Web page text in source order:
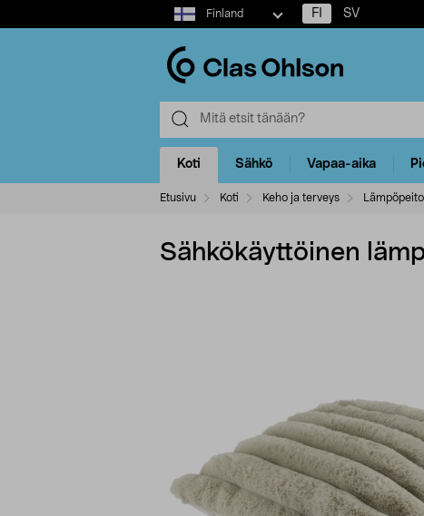
Select
market
Finland FI SV
Koti Sähkö Vapaa-aika
Etusivu Koti Keho ja terveys
Sähkökäyttöinen